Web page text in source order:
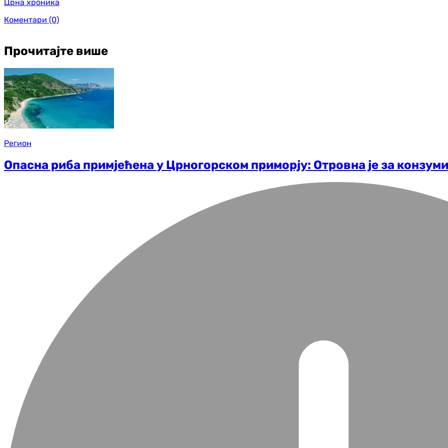
Црна хроника
Коментари (0)
Прочитајте више
Регион
Опасна риба примјећена у Црногорском приморју: Отровна је за